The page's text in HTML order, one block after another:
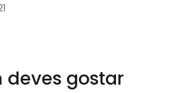
deves gostar